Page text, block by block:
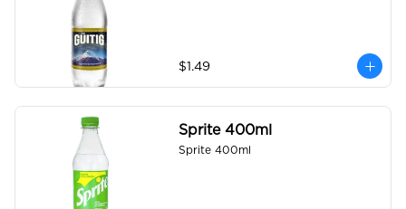
$1.49
Sprite 400ml
Sprite 400ml